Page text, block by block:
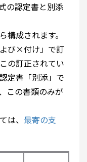
の認定書と別添
構成されます。
よび×付け」で訂
の訂正されてい
定書「別添」で
この書類のみが
は、 最寄の支